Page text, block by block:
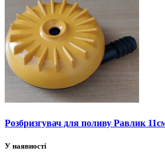
Розбризгувач для поливу Равлик
У наявності